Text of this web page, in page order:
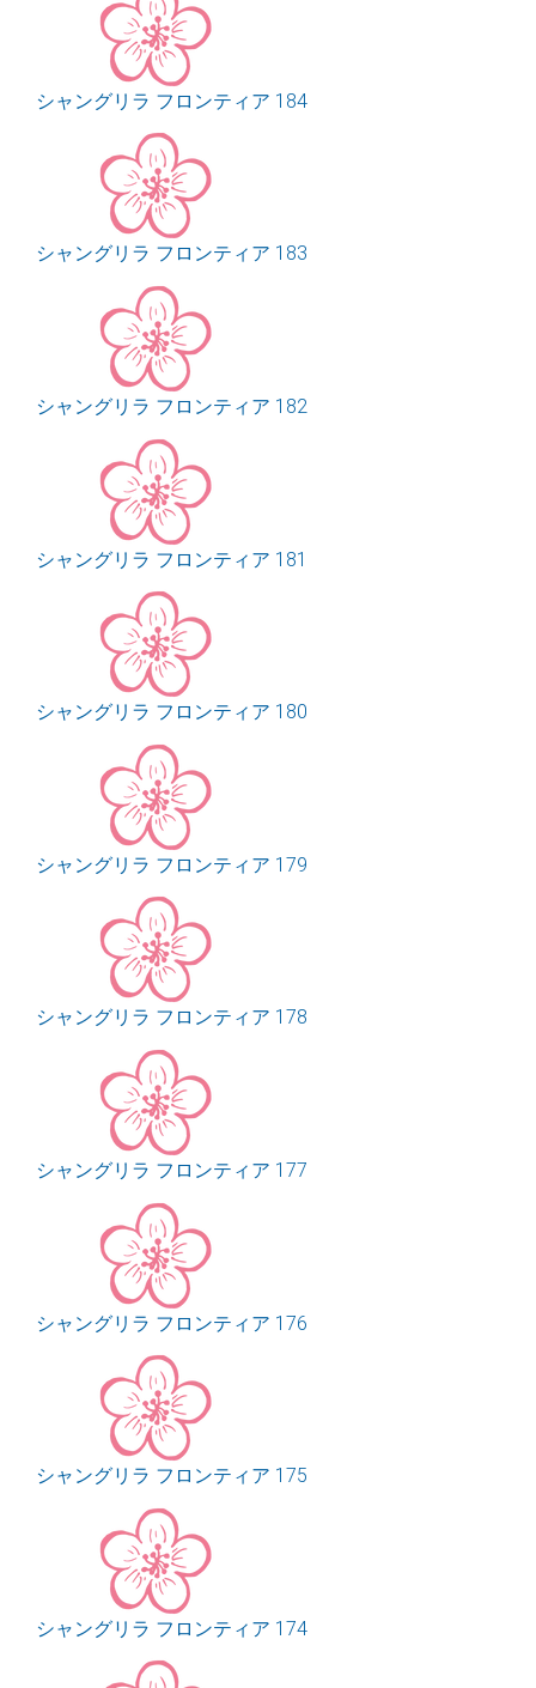
シャングリラ フロンティア 184
シャングリラ フロンティア 183
シャングリラ フロンティア 182
シャングリラ フロンティア 181
シャングリラ フロンティア 180
シャングリラ フロンティア 179
シャングリラ フロンティア 178
シャングリラ フロンティア 177
シャングリラ フロンティア 176
シャングリラ フロンティア 175
シャングリラ フロンティア 174